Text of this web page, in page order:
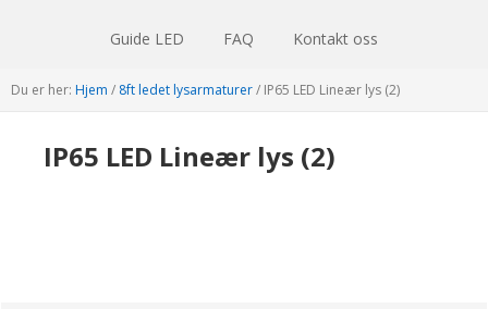
Guide LED FAQ Kontakt oss
Du er her: Hjem / 8ft ledet lysarmaturer/ IP65 LED Lineær lys (2)
IP65 LED Lineær lys (2)